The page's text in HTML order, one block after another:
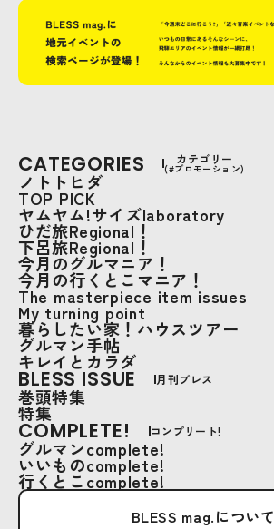
CATEGORIES カテゴリー
(#プロモーション)
ノトトヒダ
TOP PICK
ヤムヤム!サイズlaboratory
ひだ旅Regional！
下呂旅Regional！
今月のグルマニア！
今月の行くとこマニア！
The masterpiece item issues
My turning point
暮らしたい家！ハウスツアー
グルマン手帖
キレイとカラダ
BLESS ISSUE 月刊ブレス
巻頭特集
特集
COMPLETE! コンプリート!
グルマンcomplete!
いいものcomplete!
行くとこcomplete!
BLESS mag.について